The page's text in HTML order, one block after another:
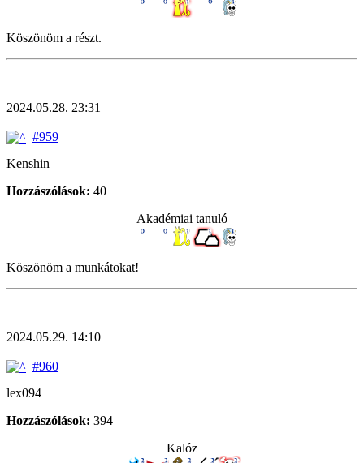
Köszönöm a részt.
2024.05.28. 23:31
#959
Kenshin
Hozzászólások: 40
Akadémiai tanuló
Köszönöm a munkátokat!
2024.05.29. 14:10
#960
lex094
Hozzászólások: 394
Kalóz